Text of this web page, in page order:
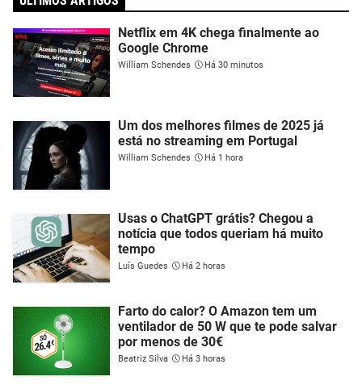
Netflix em 4K chega finalmente ao
Google Chrome
William Schendes Há 30 minutos
Um dos melhores filmes de 2025 já
está no streaming em Portugal
William Schendes Há 1 hora
Usas o ChatGPT grátis? Chegou a
notícia que todos queriam há muito
tempo
Luís Guedes Há 2 horas
Farto do calor? O Amazon tem um
ventilador de 50 W que te pode salvar
por menos de 30€
Beatriz Silva Há 3 horas